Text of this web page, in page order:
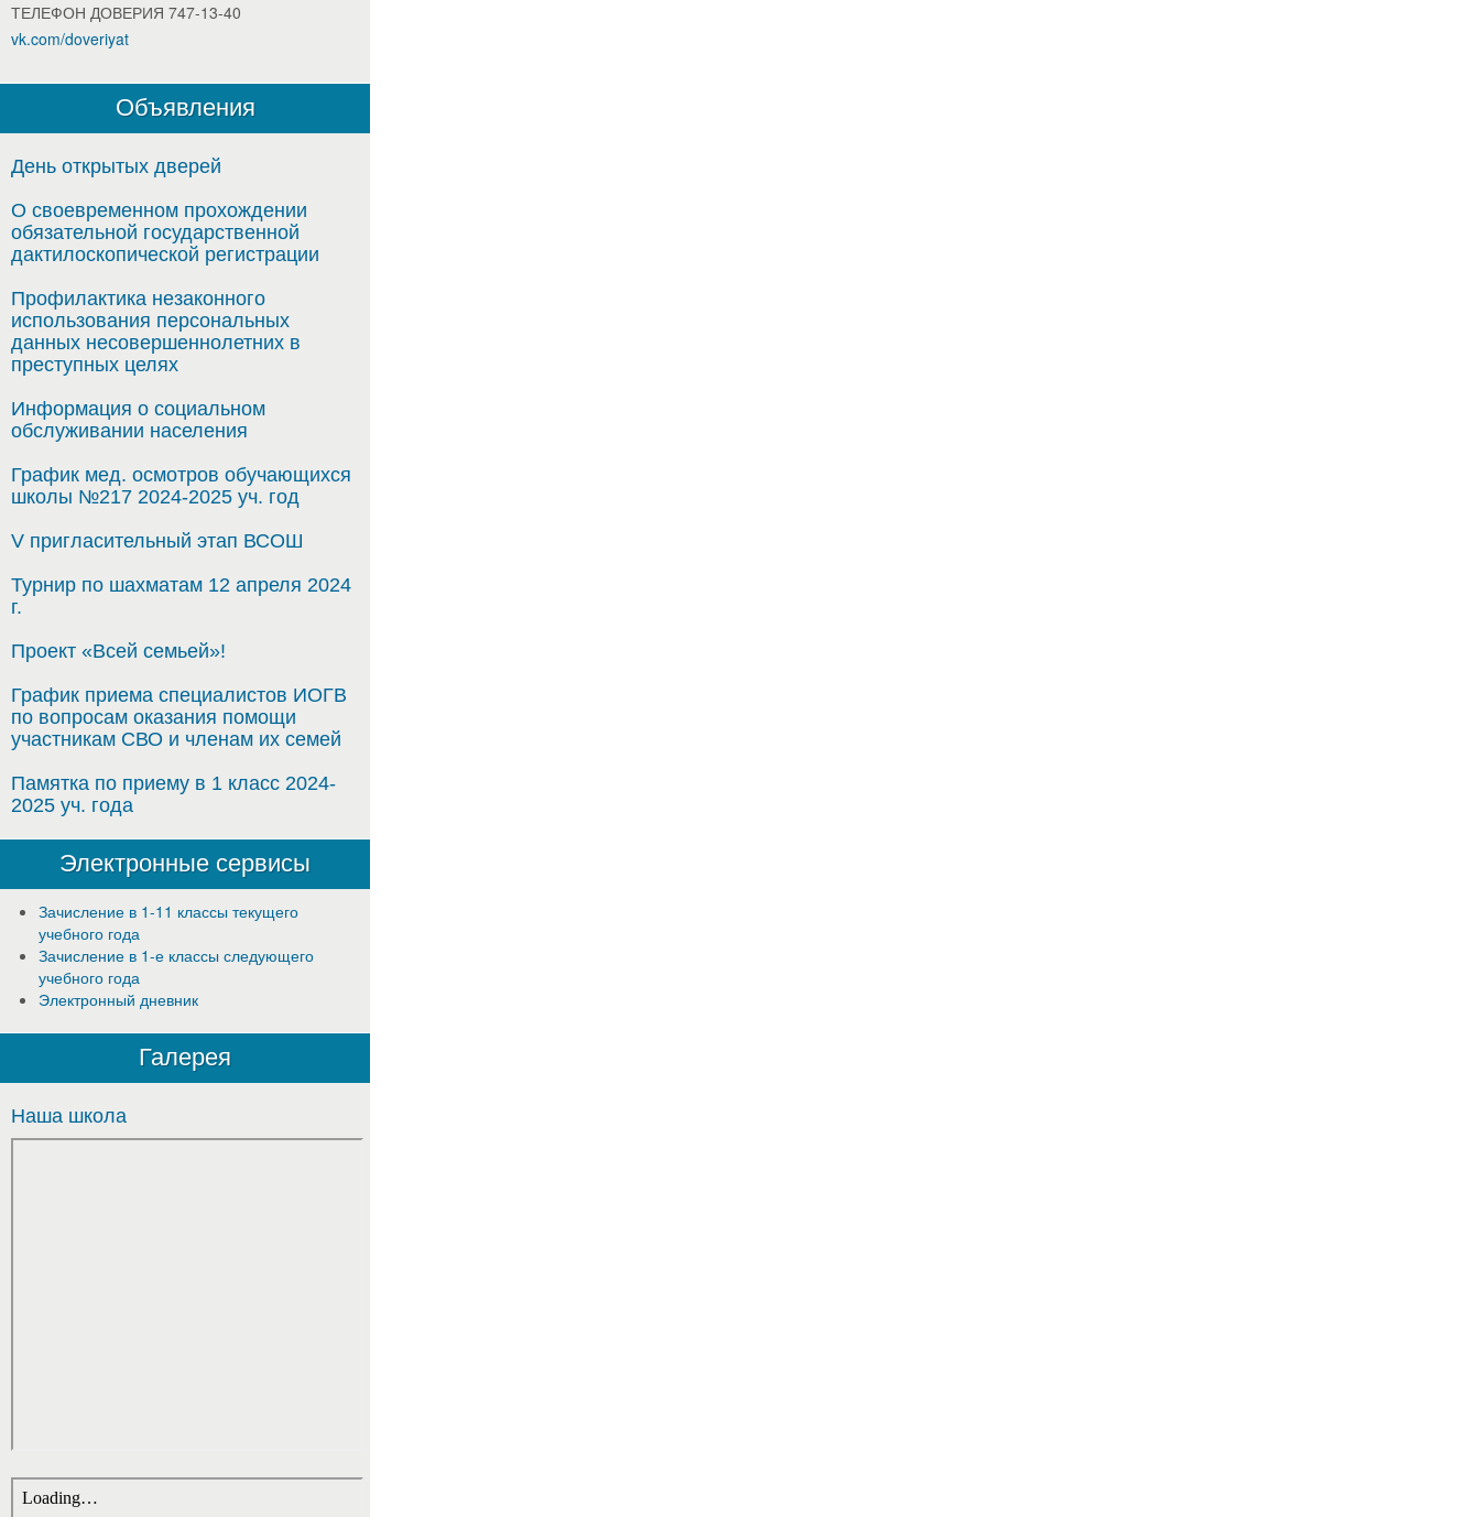
ТЕЛЕФОН ДОВЕРИЯ 747-13-40
vk.com/doveriyat
Объявления
День открытых дверей
О своевременном прохождении
обязательной государственной
дактилоскопической регистрации
Профилактика незаконного
использования персональных
данных несовершеннолетних в
преступных целях
Информация о социальном
обслуживании населения
График мед. осмотров обучающихся
школы №217 2024-2025 уч. год
V пригласительный этап ВСОШ
Турнир по шахматам 12 апреля 2024
г.
Проект «Всей семьей»!
График приема специалистов ИОГВ
по вопросам оказания помощи
участникам СВО и членам их семей
Памятка по приему в 1 класс 2024-
2025 уч. года
Электронные сервисы
Зачисление в 1-11 классы текущего
учебного года
Зачисление в 1-е классы следующего
учебного года
Электронный дневник
Галерея
Наша школа